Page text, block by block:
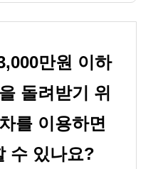
만원 이하
돌려받기 위
를 이용하면
수 있나요?